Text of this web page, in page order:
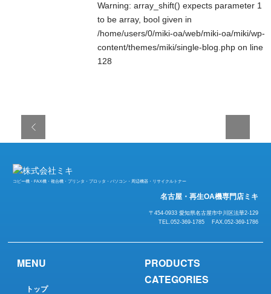
Warning: array_shift() expects parameter 1
to be array, bool given in
/home/users/0/miki-oa/web/miki-oa/miki/wp-
content/themes/miki/single-blog.php on line
128
コピー機・FAX機・複合機・プリンタ・プロッタ・パソコン・周辺機器・リサイクルトナー
名古屋・再生OA機専門店ミキ
〒454-0933 愛知県名古屋市中川区法華2-129
TEL.052-369-1785 FAX.052-369-1786
MENU
トップ
PRODUCTS
CATEGORIES